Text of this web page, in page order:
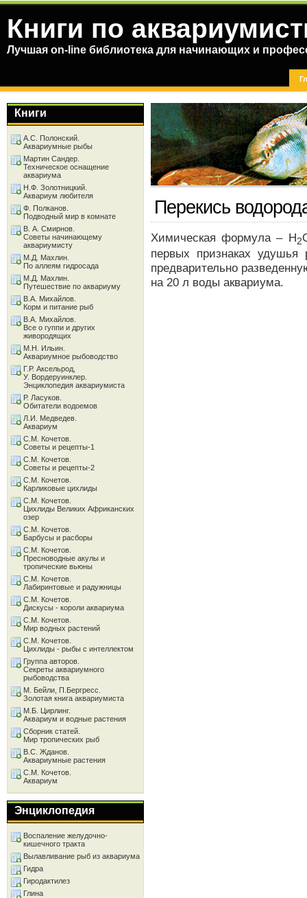
Книги по
Лучшая on-line библиотека для начинающих и
Перекись
Химическая формула – H2
первых признаках
предварительно
на 20 л воды аквариума.
Книги
А.С. Полонский.
Аквариумные рыбы
Мартин Сандер.
Техническое оснащение
аквариума
Н.Ф. Золотницкий.
Аквариум любителя
Ф. Полканов.
Подводный мир в комнате
В. А. Смирнов.
Советы начинающему
аквариумисту
М.Д. Махлин.
По аллеям гидросада
М.Д. Махлин.
Путешествие по аквариуму
В.А. Михайлов.
Корм и питание рыб
В.А. Михайлов.
Все о гуппи и других
живородящих
М.Н. Ильин.
Аквариумное рыбоводство
Г.Р. Аксельрод,
У. Вордеруинклер.
Энциклопедия аквариумиста
Р. Ласуков.
Обитатели водоемов
Л.И. Медведев.
Аквариум
С.М. Кочетов.
Советы и рецепты-1
С.М. Кочетов.
Советы и рецепты-2
С.М. Кочетов.
Карликовые цихлиды
С.М. Кочетов.
Цихлиды Великих Африканских
озер
С.М. Кочетов.
Барбусы и расборы
С.М. Кочетов.
Пресноводные акулы и
тропические вьюны
С.М. Кочетов.
Лабиринтовые и радужницы
С.М. Кочетов.
Дискусы - короли аквариума
С.М. Кочетов.
Мир водных растений
С.М. Кочетов.
Цихлиды - рыбы с интеллектом
Группа авторов.
Секреты аквариумного
рыбоводства
М. Бейли, П.Бергресс.
Золотая книга аквариумиста
М.Б. Цирлинг.
Аквариум и водные растения
Сборник статей.
Мир тропических рыб
В.С. Жданов.
Аквариумные растения
С.М. Кочетов.
Аквариум
Энциклопедия
Воспаление желудочно-
кишечного тракта
Вылавливание рыб из аквариума
Гидра
Гиродактилез
Глина